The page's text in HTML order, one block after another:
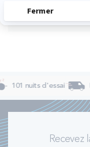
101 nuits d'essai
Recevez